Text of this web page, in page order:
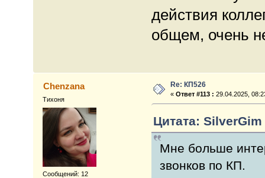
действия
общем, очень
Chenzana
Тихоня
Сообщений: 12
Re: КП526
«Ответ #113 : 29.04.2025,
Цитата: SilverGim
Мне больше
звонков по КП.